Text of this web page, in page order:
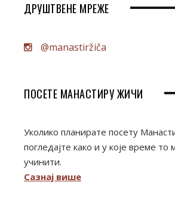
ДРУШТВЕНЕ МРЕЖЕ
@manastiržiča
ПОСЕТЕ МАНАСТИРУ ЖИЧИ
Уколико планирате посету
погледајте како и у које време то
учинити.
Сазнај више